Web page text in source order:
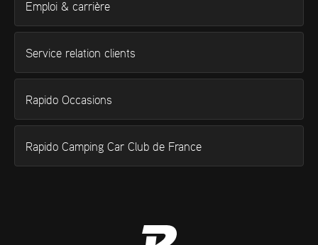
Emploi & carrière
Service relation clients
Rapido Occasions
Rapido Camping Car Club de France